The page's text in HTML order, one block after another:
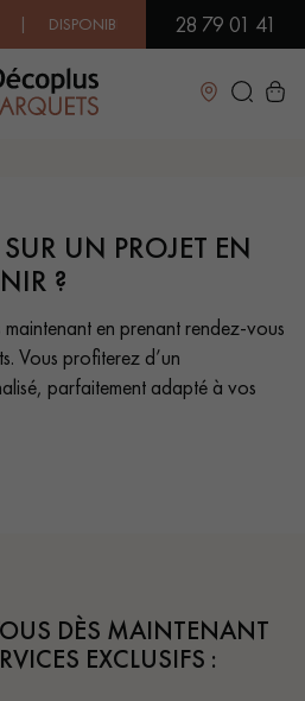
IMMÉDIATE | EXPÉDITION
28 79 01 41
Fermer
PARQUET CONTRECOLLÉ -
FLOTTANT
PARQUETS À MOTIFS
PARQUET EN CHÊNE
UN PROJET EN
?
en prenant rendez-vous
Vous profiterez d’un
parfaitement adapté à vos
DÈS MAINTENANT
EXCLUSIFS :